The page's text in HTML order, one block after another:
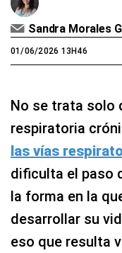
Sandra Morales
01/06/2026 13H46
No se trata solo
respiratoria
las vías
dificulta el paso
la forma en la
desarrollar su
eso que resulta